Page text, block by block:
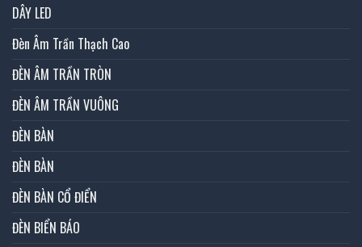
DÂY LED
Đèn Âm Trần Thạch Cao
ĐÈN ÂM TRẦN TRÒN
ĐÈN ÂM TRẦN VUÔNG
ĐÈN BÀN
ĐÈN BÀN
ĐÈN BÀN CỔ ĐIỂN
ĐÈN BIỂN BÁO